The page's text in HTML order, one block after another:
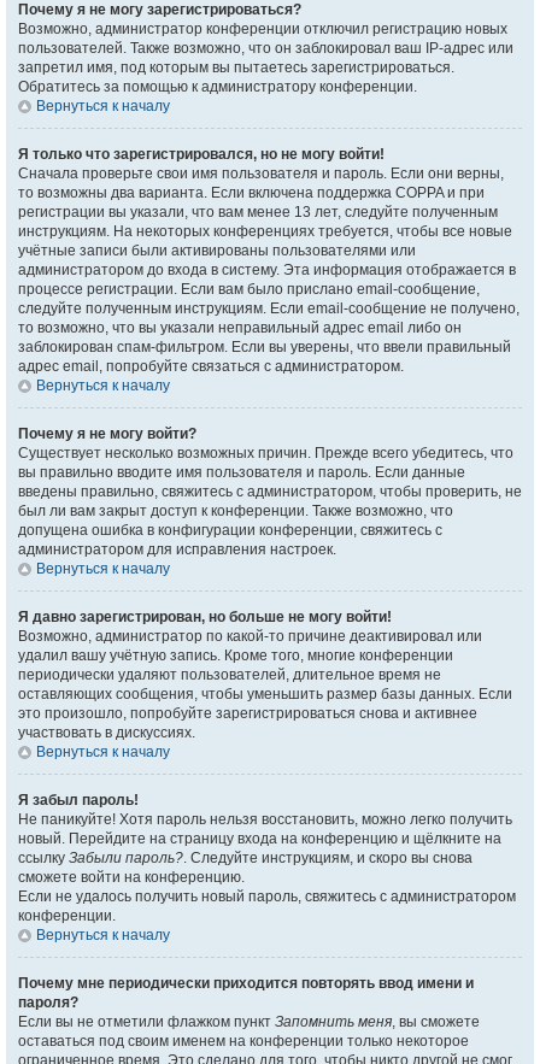
Почему я не могу зарегистрироваться?
Возможно, администратор конференции отключил регистрацию новых
пользователей. Также возможно, что он заблокировал ваш IP-адрес или
запретил имя, под которым вы пытаетесь зарегистрироваться.
Обратитесь за помощью к администратору конференции.
Вернуться к началу
Я только что зарегистрировался, но не могу войти!
Сначала проверьте свои имя пользователя и пароль. Если они верны,
то возможны два варианта. Если включена поддержка COPPA и при
регистрации вы указали, что вам менее 13 лет, следуйте полученным
инструкциям. На некоторых конференциях требуется, чтобы все новые
учётные записи были активированы пользователями или
администратором до входа в систему. Эта информация отображается в
процессе регистрации. Если вам было прислано email-сообщение,
следуйте полученным инструкциям. Если email-сообщение не получено,
то возможно, что вы указали неправильный адрес email либо он
заблокирован спам-фильтром. Если вы уверены, что ввели правильный
адрес email, попробуйте связаться с администратором.
Вернуться к началу
Почему я не могу войти?
Существует несколько возможных причин. Прежде всего убедитесь, что
вы правильно вводите имя пользователя и пароль. Если данные
введены правильно, свяжитесь с администратором, чтобы проверить, не
был ли вам закрыт доступ к конференции. Также возможно, что
допущена ошибка в конфигурации конференции, свяжитесь с
администратором для исправления настроек.
Вернуться к началу
Я давно зарегистрирован, но больше не могу войти!
Возможно, администратор по какой-то причине деактивировал или
удалил вашу учётную запись. Кроме того, многие конференции
периодически удаляют пользователей, длительное время не
оставляющих сообщения, чтобы уменьшить размер базы данных. Если
это произошло, попробуйте зарегистрироваться снова и активнее
участвовать в дискуссиях.
Вернуться к началу
Я забыл пароль!
Не паникуйте! Хотя пароль нельзя восстановить, можно легко получить
новый. Перейдите на страницу входа на конференцию и щёлкните на
ссылку Забыли пароль?. Следуйте инструкциям, и скоро вы снова
сможете войти на конференцию.
Если не удалось получить новый пароль, свяжитесь с администратором
конференции.
Вернуться к началу
Почему мне периодически приходится повторять ввод имени и
пароля?
Если вы не отметили флажком пункт Запомнить меня, вы сможете
оставаться под своим именем на конференции только некоторое
ограниченное время. Это сделано для того, чтобы никто другой не смог